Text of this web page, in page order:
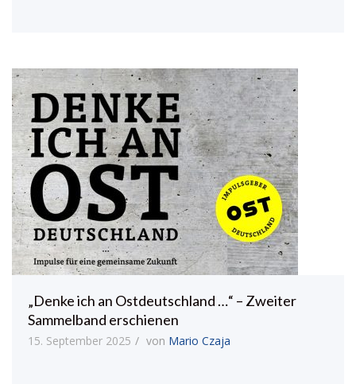
„Denke ich an Ostdeutschland …“ – Zweiter
Sammelband erschienen
15. September 2025 von Mario Czaja